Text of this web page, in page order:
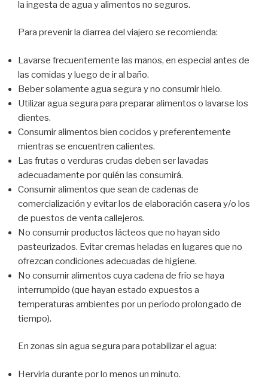
la ingesta de agua y alimentos no seguros.
Para prevenir la diarrea del viajero se recomienda:
Lavarse frecuentemente las manos, en especial antes de
las comidas y luego de ir al baño.
Beber solamente agua segura y no consumir hielo.
Utilizar agua segura para preparar alimentos o lavarse los
dientes.
Consumir alimentos bien cocidos y preferentemente
mientras se encuentren calientes.
Las frutas o verduras crudas deben ser lavadas
adecuadamente por quién las consumirá.
Consumir alimentos que sean de cadenas de
comercialización y evitar los de elaboración casera y/o los
de puestos de venta callejeros.
No consumir productos lácteos que no hayan sido
pasteurizados. Evitar cremas heladas en lugares que no
ofrezcan condiciones adecuadas de higiene.
No consumir alimentos cuya cadena de frío se haya
interrumpido (que hayan estado expuestos a
temperaturas ambientes por un período prolongado de
tiempo).
En zonas sin agua segura para potabilizar el agua:
Hervirla durante por lo menos un minuto.